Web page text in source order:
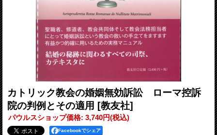
カトリック教会の婚姻無効訴訟 ローマ控訴
院の判例とその適用 [教友社]
パウルスショップ価格: 3,740円(税込)
Facebookでシェア